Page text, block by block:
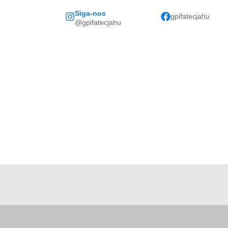
Siga-nos
@gpifatecjahu
gpifatecjahu